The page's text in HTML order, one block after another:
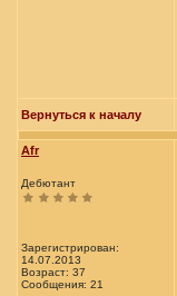
Вернуться к началу
Afr
Дебютант
Зарегистрирован:
14.07.2013
Возраст: 37
Сообщения: 21